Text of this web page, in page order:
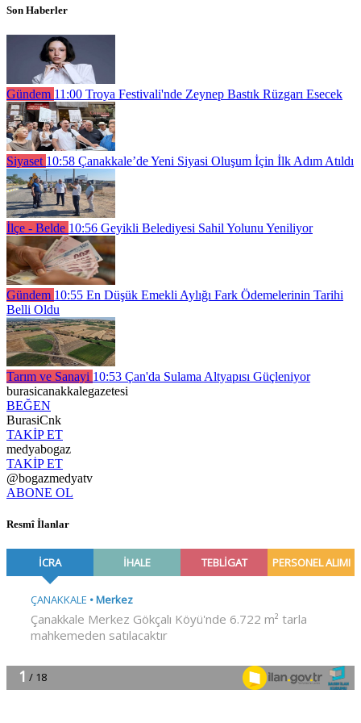
Son Haberler
Gündem 11:00 Troya Festivali'nde Zeynep Bastık Rüzgarı Esecek
Siyaset 10:58 Çanakkale’de Yeni Siyasi Oluşum İçin İlk Adım Atıldı
İlçe - Belde 10:56 Geyikli Belediyesi Sahil Yolunu Yeniliyor
Gündem 10:55 En Düşük Emekli Aylığı Fark Ödemelerinin Tarihi
Belli Oldu
Tarım ve Sanayi 10:53 Çan'da Sulama Altyapısı Güçleniyor
burasicanakkalegazetesi
BEĞEN
BurasiCnk
TAKİP ET
medyabogaz
TAKİP ET
@bogazmedyatv
ABONE OL
Resmî İlanlar